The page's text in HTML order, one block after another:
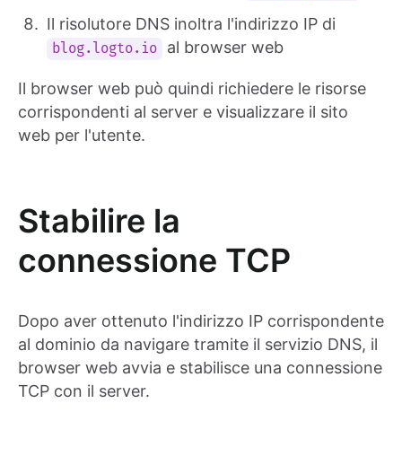
Il risolutore DNS inoltra l'indirizzo IP di
blog.logto.io al browser web
Il browser web può quindi richiedere le risorse
corrispondenti al server e visualizzare il sito
web per l'utente.
Stabilire la
connessione TCP
Dopo aver ottenuto l'indirizzo IP corrispondente
al dominio da navigare tramite il servizio DNS, il
browser web avvia e stabilisce una connessione
TCP con il server.